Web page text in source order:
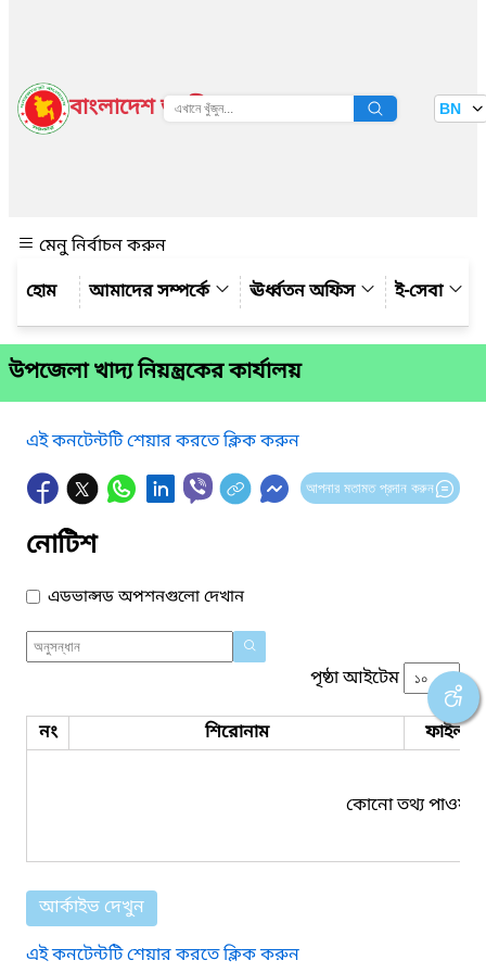
বাংলাদেশ জাতীয় তথ্য বাতায়ন BN
মেনু নির্বাচন করুন
আমাদের সম্পর্কে
ঊর্ধ্বতন অফিস ই-সেবা
উপজেলা খাদ্য নিয়ন্ত্রকের কার্যালয়
এই কনটেন্টটি শেয়ার করতে ক্লিক করুন
আপনার মতামত প্রদান করুন
নোটিশ
এডভান্সড অপশনগুলো দেখান
পৃষ্ঠা আইটেম
নং শিরোনাম ফাইল
কোনো তথ্য পাওয়া
আর্কাইভ দেখুন
এই কনটেন্টটি শেয়ার করতে ক্লিক করুন